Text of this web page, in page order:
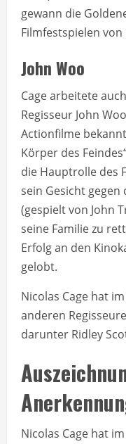
gewann die
Filmfestspielen von
John Woo
Cage arbeitete
Regisseur John
Actionfilme
Körper des
die Hauptrolle des
sein Gesicht
(gespielt von John
seine Familie zu
Erfolg an den
gelobt.
Nicolas Cage hat
anderen
darunter Ridley
Nicolas Cage hat